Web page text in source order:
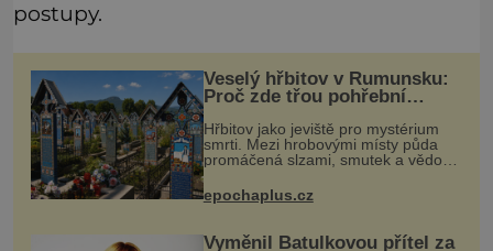
postupy.
Veselý hřbitov v Rumunsku:
Proč zde třou pohřební
plačky bídu s nouzí?
Hřbitov jako jeviště pro mystérium
smrti. Mezi hrobovými místy půda
promáčená slzami, smutek a vědomí
konečnosti lidské existence. Jsou ale
výjimky, kde pohřební plačky smutně
žmoulají kapesníky nikol
epochaplus.cz
Vyměnil Batulkovou přítel za